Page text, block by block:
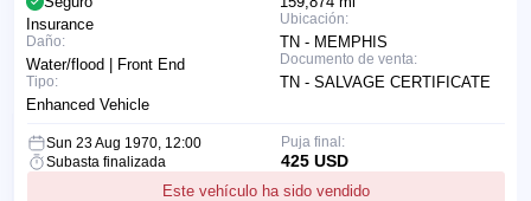
Ubicación:
TN - MEMPHIS
Documento de venta:
TN - SALVAGE CERTIFICATE
Insurance
Daño:
Water/flood | Front End
Tipo:
Enhanced Vehicle
Sun 23 Aug 1970, 12:00
Subasta finalizada
Este vehículo ha sido vendido
Puja final:
425 USD